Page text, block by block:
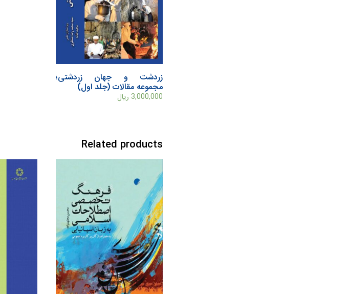
زردشت و جهان زردشتی؛
مجموعه مقالات (جلد اول)
3,000,000 ریال
Related products